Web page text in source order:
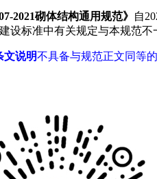
2021砌体结构通用规范》 自
设标准中有关规定与本规范不
文说明不具备与规范正文同等